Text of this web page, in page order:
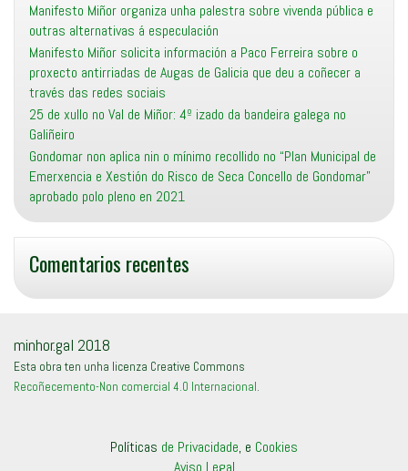
Manifesto Miñor organiza unha palestra sobre vivenda pública e
outras alternativas á especulación
Manifesto Miñor solicita información a Paco Ferreira sobre o
proxecto antirriadas de Augas de Galicia que deu a coñecer a
través das redes sociais
25 de xullo no Val de Miñor: 4º izado da bandeira galega no
Galiñeiro
Gondomar non aplica nin o mínimo recollido no “Plan Municipal de
Emerxencia e Xestión do Risco de Seca Concello de Gondomar”
aprobado polo pleno en 2021
Comentarios recentes
minhor.gal 2018
Esta obra ten unha licenza Creative Commons
Recoñecemento-Non comercial 4.0 Internacional.
Políticas de Privacidade, e Cookies